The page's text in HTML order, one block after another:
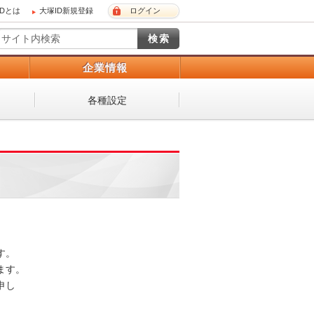
とは 大塚ID新規登録 ログイン
企業情報
各種設定
。
す。
し